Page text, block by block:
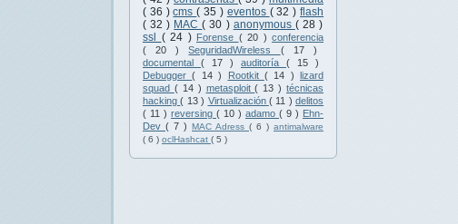
( 36 )cms( 35 ) eventos ( 32 )flash
( 32 ) MAC( 30 ) anonymous ( 28 )
ssl ( 24 ) Forense ( 20 ) conferencia
( 20 )SeguridadWireless ( 17 )
documental ( 17 ) auditoría ( 15 )
Debugger( 14 ) Rootkit ( 14 ) lizard
squad ( 14 ) metasploit( 13 ) técnicas
hacking( 13 ) Virtualización ( 11 ) delitos
( 11 ) reversing ( 10 ) adamo ( 9 ) Ehn-
Dev ( 7 ) MAC Adress ( 6 ) antimalware
( 6 ) oclHashcat ( 5 )